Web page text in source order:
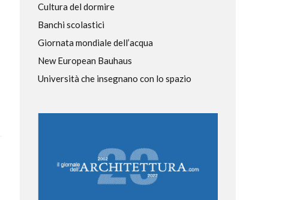
Cultura del dormire
Banchi scolastici
Giornata mondiale dell’acqua
New European Bauhaus
Università che insegnano con lo spazio